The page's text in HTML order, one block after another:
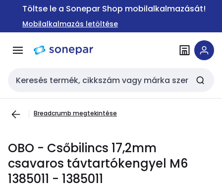
Ugrás a
Ugrás a
tartalomra
Töltse le a Sonepar Shop mobilalkalmazását!
Mobilalkalmazás letöltése
Keresési bemenet
Breadcrumb megtekintése
OBO - Csőbilincs 17,2mm
csavaros távtartókengyel M6
1385011 - 1385011